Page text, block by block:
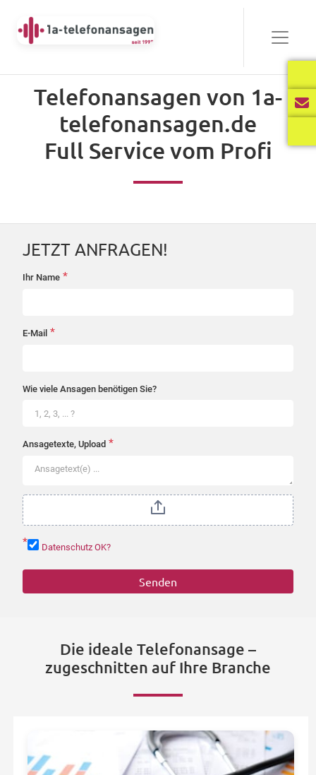
Bewährt
Player
00:00
Player
Telefonansagen von 1a-
telefonansagen.de
Full Service vom Profi
JETZT ANFRAGEN!
startseite-
Ihr Name *
E-Mail *
Wie viele Ansagen benötigen Sie?
Ansagetexte, Upload *
* Datenschutz OK?
Senden
Die ideale Telefonansage –
zugeschnitten auf Ihre Branche